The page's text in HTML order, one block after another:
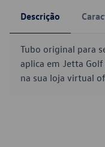
Descrição
Tubo original para
aplica em Jetta Golf
na sua loja virtual